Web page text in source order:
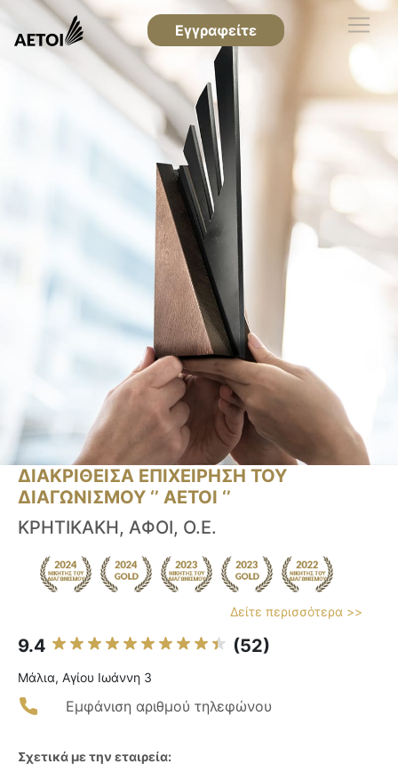
Εγγραφείτε
ΔΙΑΚΡΙΘΕΙΣΑ ΕΠΙΧΕΙΡΗΣΗ ΤΟΥ
ΔΙΑΓΩΝΙΣΜΟΥ ‘’ ΑΕΤΟΙ ‘’
ΚΡΗΤΙΚΑΚΗ, ΑΦΟΙ, Ο.Ε.
Δείτε περισσότερα >>
9.4 (52)
Μάλια, Αγίου Ιωάννη 3
Εμφάνιση αριθμού τηλεφώνου
Σχετικά με την εταιρεία: